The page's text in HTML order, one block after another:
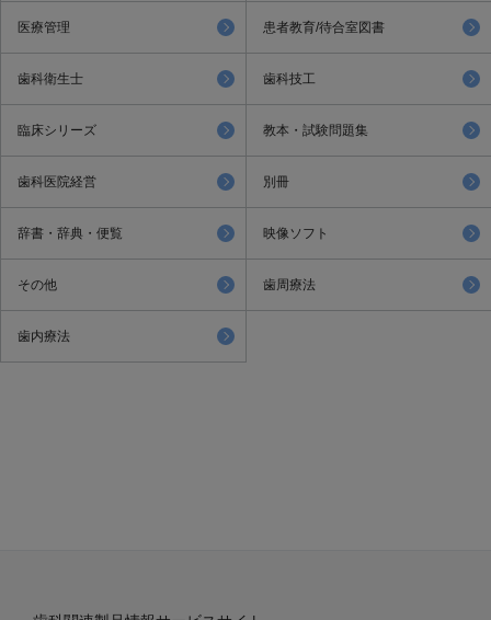
医療管理 患者教育/待合室図書
歯科衛生士 歯科技工
臨床シリーズ 教本・試験問題集
歯科医院経営 別冊
辞書・辞典・便覧 映像ソフト
その他 歯周療法
歯内療法